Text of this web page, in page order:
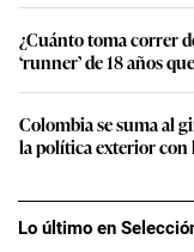
¿Cuánto toma correr
‘runner’ de 18 años
Colombia se suma al
la política exterior con
Lo último en